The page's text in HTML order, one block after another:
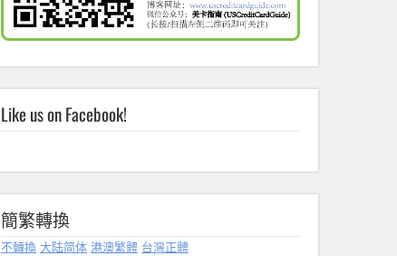
Like us on Facebook!
簡繁轉換
不轉換 大陆简体 港澳繁體 台灣正體